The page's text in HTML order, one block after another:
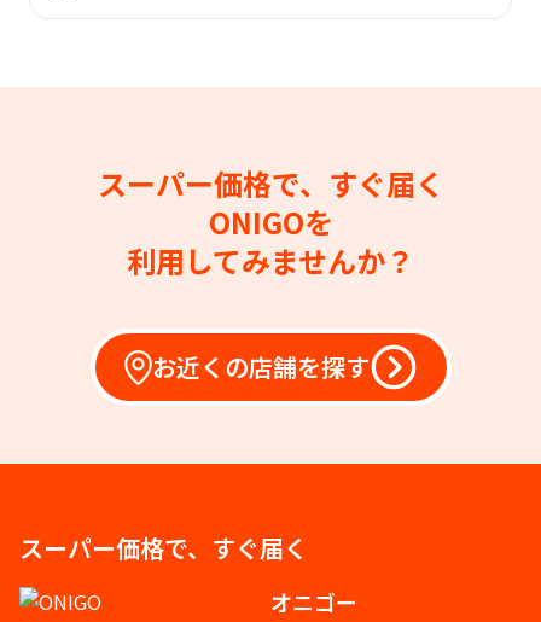
スーパー価格で、すぐ届く
ONIGOを
利用してみませんか？
お近くの店舗を探す
スーパー価格で、すぐ届く
オニゴー